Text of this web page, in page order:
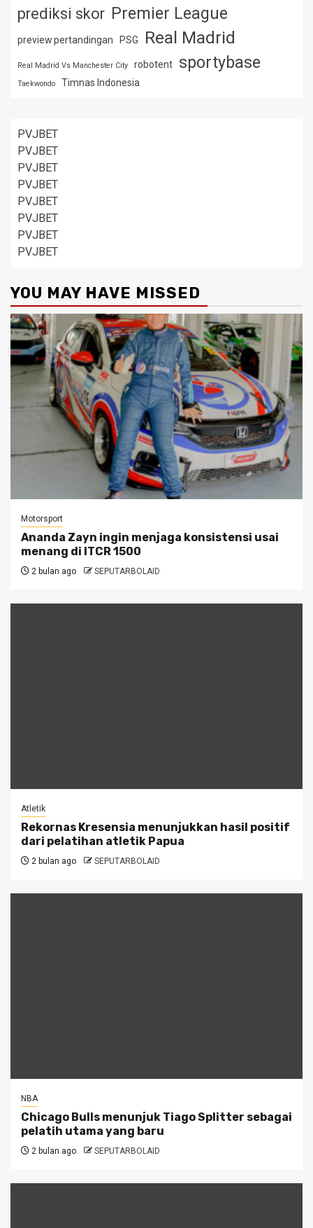
prediksi skor Premier League
preview pertandingan PSG Real Madrid
Real Madrid Vs Manchester City robotent sportybase
Taekwondo Timnas Indonesia
PVJBET
PVJBET
PVJBET
PVJBET
PVJBET
PVJBET
PVJBET
PVJBET
YOU MAY HAVE MISSED
Motorsport
Ananda Zayn ingin menjaga konsistensi usai
menang di ITCR 1500
2 bulan ago SEPUTARBOLAID
Atletik
Rekornas Kresensia menunjukkan hasil positif
dari pelatihan atletik Papua
2 bulan ago SEPUTARBOLAID
NBA
Chicago Bulls menunjuk Tiago Splitter sebagai
pelatih utama yang baru
2 bulan ago SEPUTARBOLAID